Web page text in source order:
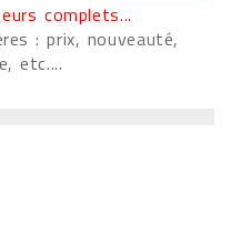
complets...
: prix, nouveauté,
etc....